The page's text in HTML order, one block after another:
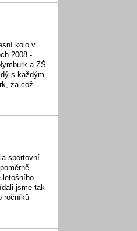
kolo v
2008 -
a ZŠ
s každým.
za což
sportovní
letošního
jsme tak
ročníků